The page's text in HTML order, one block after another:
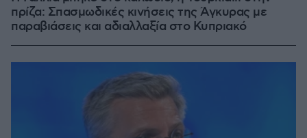
πρίζα: Σπασμωδικές κινήσεις της Άγκυρας με
παραβιάσεις και αδιαλλαξία στο Κυπριακό